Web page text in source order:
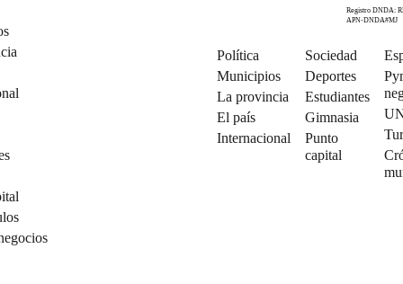
Registro DNDA:
APN-DNDA#MJ
Política
Municipios
La provincia
El país
Internacional
Sociedad
Deportes
Estudiantes
Gimnasia
Punto
capital